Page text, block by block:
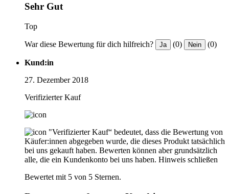
Sehr Gut
Top
War diese Bewertung für dich hilfreich? Ja (0) Nein (0)
Kund:in
27. Dezember 2018
Verifizierter Kauf
"Verifizierter Kauf“ bedeutet, dass die Bewertung von
Käufer:innen abgegeben wurde, die dieses Produkt tatsächlich
bei uns gekauft haben. Bewerten können aber grundsätzlich
alle, die ein Kundenkonto bei uns haben. Hinweis schließen
Bewertet mit 5 von 5 Sternen.